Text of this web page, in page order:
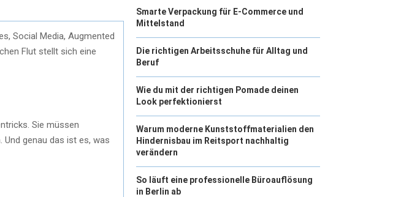
Social Media, Augmented
Flut stellt sich eine
Sie müssen
genau das ist es, was
Smarte Verpackung für E-Commerce und
Mittelstand
Die richtigen Arbeitsschuhe für Alltag und
Beruf
Wie du mit der richtigen Pomade deinen
Look perfektionierst
Warum moderne Kunststoffmaterialien den
Hindernisbau im Reitsport nachhaltig
verändern
So läuft eine professionelle Büroauflösung
in Berlin ab